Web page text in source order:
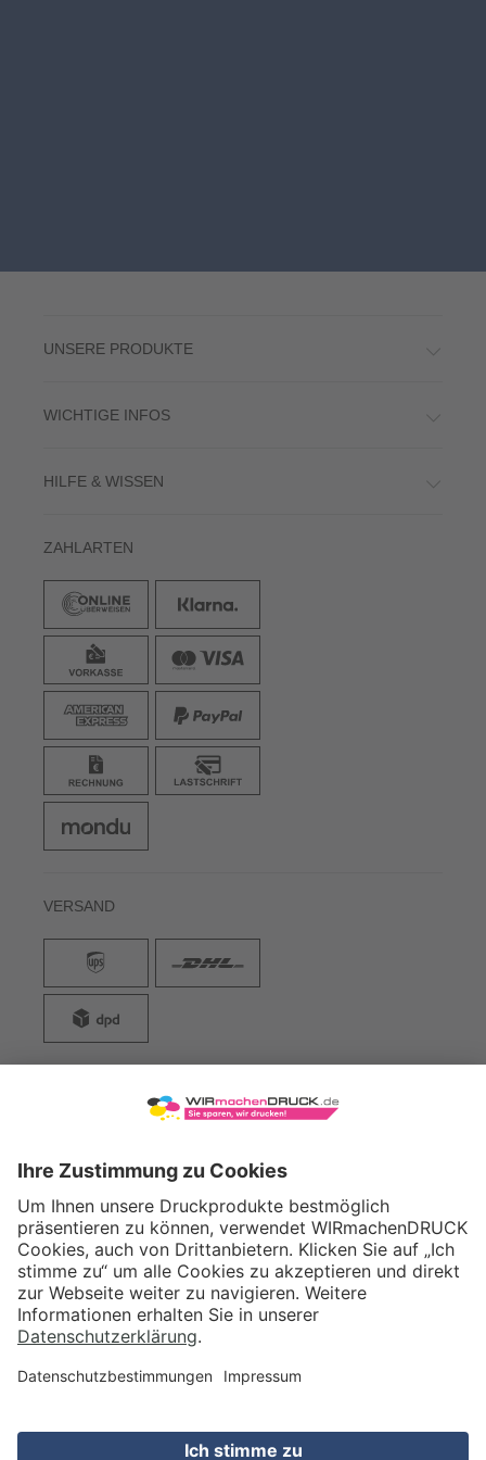
UNSERE PRODUKTE
WICHTIGE INFOS
HILFE & WISSEN
ZAHLARTEN
VERSAND
WIRmachenDRUCK GmbH
71522 Backnang
Tel.: +49 (0) 711 995 982 - 20
Fax: +49 (0) 711 995 982 - 21
SOCIAL MEDIA